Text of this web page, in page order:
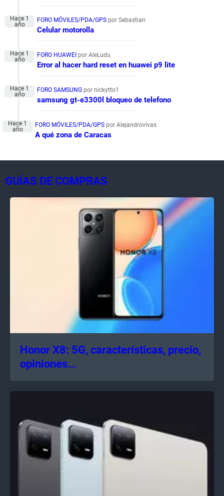
FORO MÓVILES/PDA/GPS por Sebastian
Celular motorolla
FORO HUAWEI por AleLudu
Error al hacer hard reset en huawei p9 lite
FORO SAMSUNG por nickytto1
samsung gt-e3300l bloqueo de telefono
FORO MÓVILES/PDA/GPS por Alejandrovivas
A qué zona de Caracas
GUÍAS DE COMPRAS
Honor X8: 5G, características, precio,
opiniones...